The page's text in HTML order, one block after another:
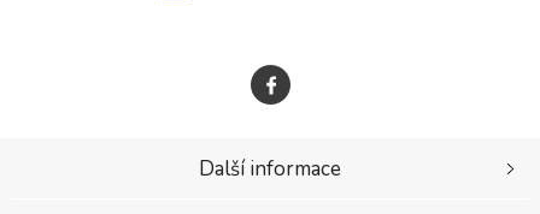
Další informace